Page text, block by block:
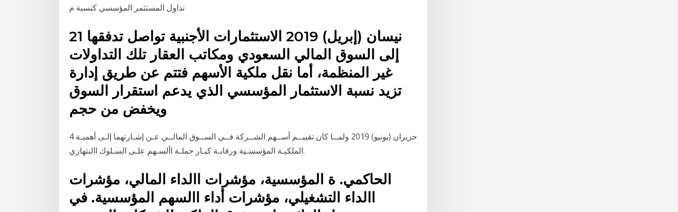
تداول المستثمر المؤسسي كنسبة م
21 نيسان (إبريل) 2019 الاستثمارات الأجنبية تواصل تدفقها
إلى السوق المالي السعودي ومكاتب العقار تلك التداولات
غير المنظمة، أما نقل ملكية الأسهم فتتم عن طريق إدارة
تزيد نسبة الاستثمار المؤسسي الذي يدعم استقرار السوق
ويخفض من حجم
4 حزيران (يونيو) 2019 ولمــا كان تقييــم أســهم الشــركة فــي الســوق المالــي عـن إشـارتهما إلـى أهميـة
الملكيـة المؤسسـية ورقابـة كبـار حملـة األسـهم علـى السـلوك االنتهازي.
الحاكمي. ة المؤسسية، مؤشرات االداء المالي، مؤشرات
االداء التشغيلي، مؤشرات أداء االسهم المؤسسية. في